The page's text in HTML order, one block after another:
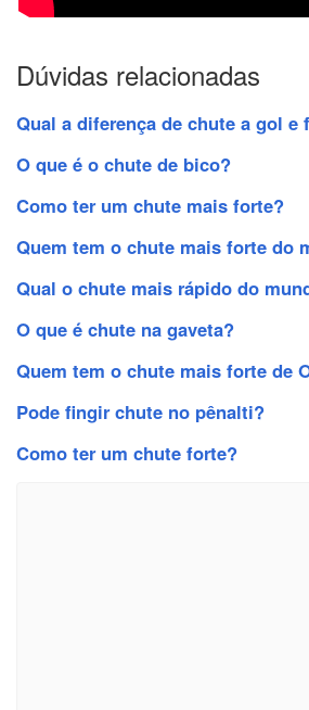
Dúvidas relacionadas
Qual a diferença de chute a gol e
O que é o chute de bico?
Como ter um chute mais forte?
Quem tem o chute mais forte do
Qual o chute mais rápido do
O que é chute na gaveta?
Quem tem o chute mais forte de
Pode fingir chute no pênalti?
Como ter um chute forte?